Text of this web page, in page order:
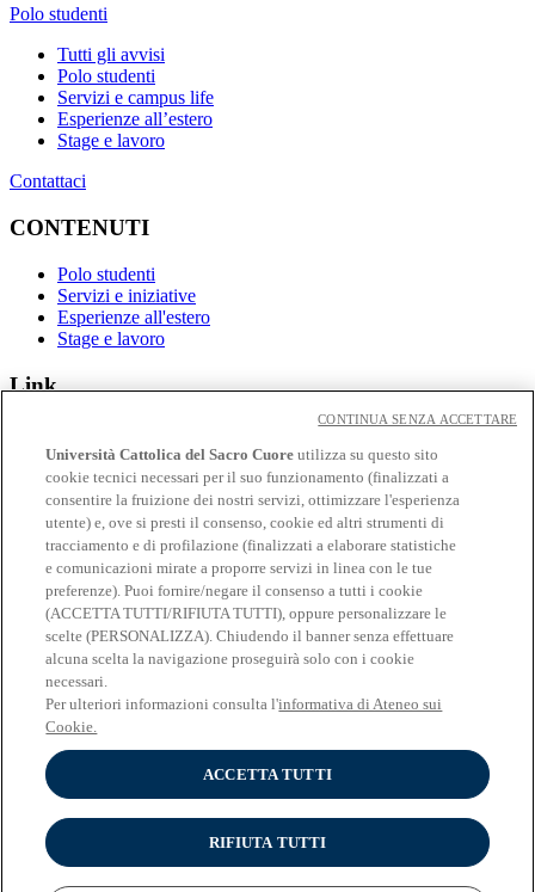
Polo studenti
Tutti gli avvisi
Polo studenti
Servizi e campus life
Esperienze all’estero
Stage e lavoro
Contattaci
CONTENUTI
Polo studenti
Servizi e iniziative
Esperienze all'estero
Stage e lavoro
Link
Eventi
Avvisi
Social
Facebook
𝕏
Linkedin
Youtube
Instagram
Telegram
Spotify
© Università Cattolica del Sacro Cuore - Largo A. Gemelli 1, 20123
Milano - PI 02133120150
Impostazione dei Cookies
Cookies
Università Cattolica del Sacro Cuore utilizza su questo sito
cookie tecnici necessari per il suo funzionamento (finalizzati a
consentire la fruizione dei nostri servizi, ottimizzare l'esperienza
utente) e, ove si presti il consenso, cookie ed altri strumenti di
tracciamento e di profilazione (finalizzati a elaborare statistiche
e comunicazioni mirate a proporre servizi in linea con le tue
preferenze). Puoi fornire/negare il consenso a tutti i cookie
(ACCETTA TUTTI/RIFIUTA TUTTI), oppure personalizzare le
scelte (PERSONALIZZA). Chiudendo il banner senza effettuare
alcuna scelta la navigazione proseguirà solo con i cookie
necessari.
Per ulteriori informazioni consulta l'informativa di Ateneo sui
Cookie.
ACCETTA TUTTI
RIFIUTA TUTTI
CONTINUA SENZA ACCETTARE